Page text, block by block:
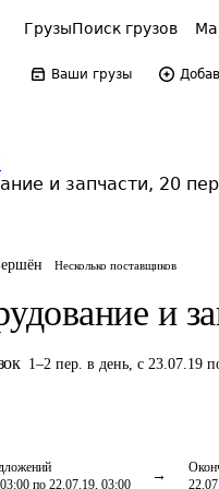
ГрузыПоиск грузов
Ваши грузы
и запчасти, 20
Несколько поставщиков
и
1–2 пер. в день, с 23.07.19
по 22.07.19, 03:00